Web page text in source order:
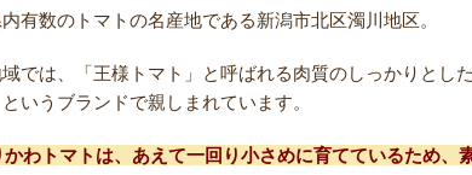
有数のトマトの名産地である新潟市北区濁川地区。
域では、「王様トマト」と呼ばれる肉質のしっかりとし
いうブランドで親しまれています。
かわトマトは、あえて一回り小さめに育てているため、